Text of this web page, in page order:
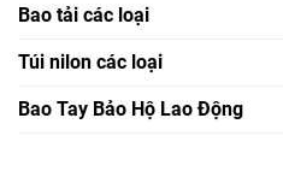
Bao tải các loại
Túi nilon các loại
Bao Tay Bảo Hộ Lao Động